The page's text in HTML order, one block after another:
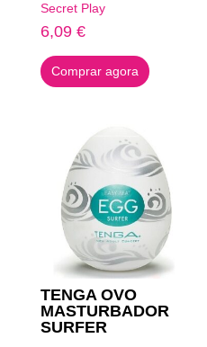
Secret Play
6,09 €
Comprar agora
TENGA OVO
MASTURBADOR
SURFER